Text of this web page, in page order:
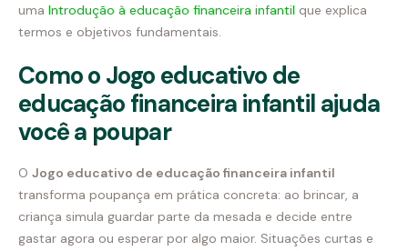
uma Introdução à educação financeira infantil que explica
termos e objetivos fundamentais.
Como o Jogo educativo de
educação financeira infantil ajuda
você a poupar
O Jogo educativo de educação financeira infantil
transforma poupança em prática concreta: ao brincar, a
criança simula guardar parte da mesada e decide entre
gastar agora ou esperar por algo maior. Situações curtas e